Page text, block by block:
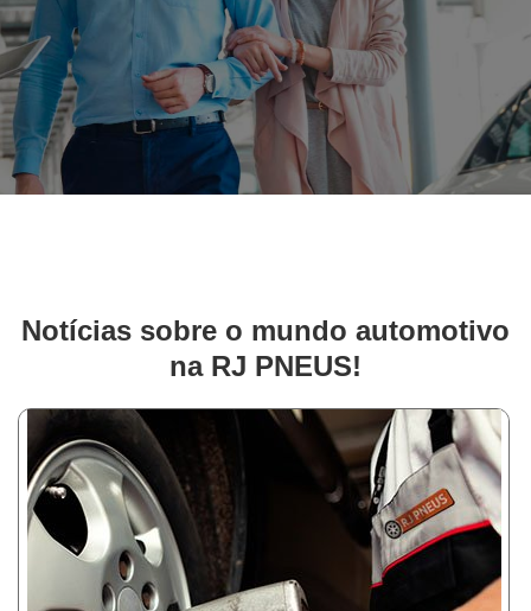
Notícias sobre o mundo automotivo
na RJ PNEUS!